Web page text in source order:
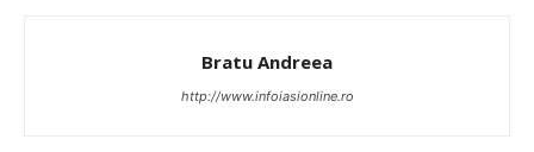
PUBLICĂ GRATUIT ANUNȚUL TĂU!
Bratu Andreea
http://www.infoiasionline.ro